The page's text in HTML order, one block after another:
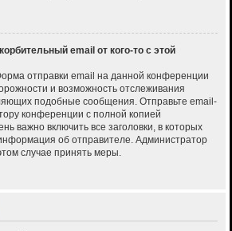
email от кого-то с этой
отправки email на данной конференции
и возможность отслеживания
подобные сообщения. Отправьте email-
конференции с полной копией
важно включить все заголовки, в которых
об отправителе. Администратор
случае принять меры.